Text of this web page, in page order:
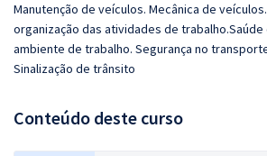
Manutenção de veículos. Mecânica de
organização das atividades de trabalho.Saúde
ambiente de trabalho. Segurança no
Sinalização de trânsito
Conteúdo deste curso